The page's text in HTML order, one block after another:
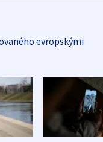
evropskými